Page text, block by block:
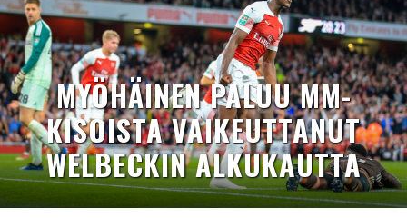
MYÖHÄINEN PALUU MM-
KISOISTA VAIKEUTTANUT
WELBECKIN ALKUKAUTTA